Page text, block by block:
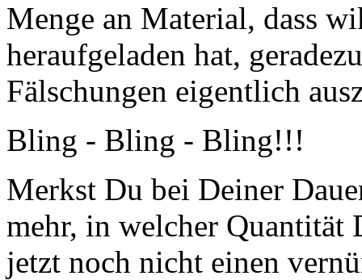
Menge an Material, dass
heraufgeladen hat,
Fälschungen eigentlich
Bling - Bling - Bling!!!
Merkst Du bei Deiner
mehr, in welcher Quantität
jetzt noch nicht einen